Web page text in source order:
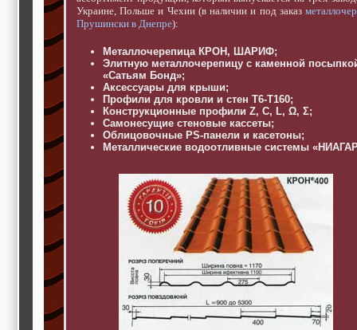
строительные и
отделочные
материалы,
строительные
машины и техника,
все для
коммуникаций
Туризм, отдых,
путешествия,
авиакомпании, ж/д
перевозки,
пансионаты, отели,
Трудоустройство,
кадровые агентства,
Программирование
Украине, Польше и Чехии (в наличии и под заказ
Прушински в Днепре):
Металлочерепица КРОН, ШАРИФ;
Элитную металлочерепицу с каменной
«Сатьям Бонд»;
Аксессуары для крыши;
Профили для кровли и стен Т6-Т160;
Конструкционные профили Z, C, L, Ω, Σ;
Самонесущие стеновые кассеты;
Облицовочные PS-панели и касетоны;
Металлические водоотливные системы